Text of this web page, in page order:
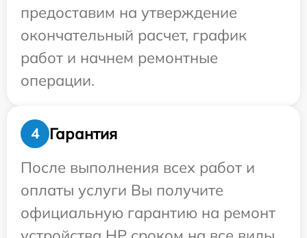
предоставим на утверждение
окончательный расчет, график
работ и начнем ремонтные
операции.
4
Гарантия
После выполнения всех работ и
оплаты услуги Вы получите
официальную гарантию на ремонт